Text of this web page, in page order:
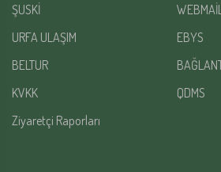
ŞUSKİ
WEBMAİL
URFA ULAŞIM
EBYS
BELTUR
KVKK
QDMS
Ziyaretçi Raporları